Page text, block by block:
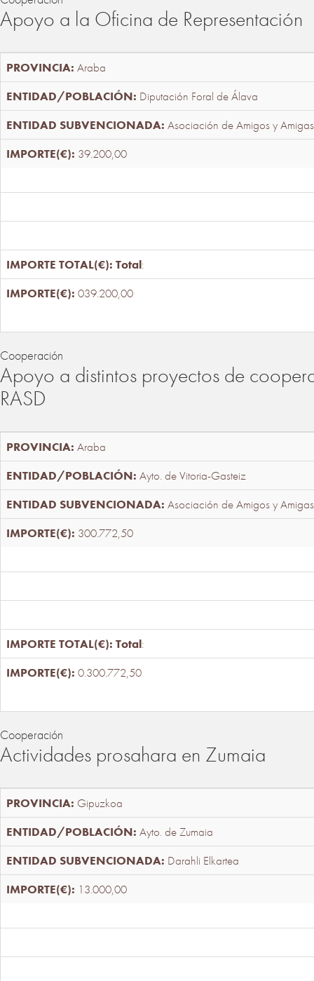
Apoyo a la Oficina de Representación
Araba
Diputación Foral de Álava
Asociación de Amigos y
39.200,00
Total:
039.200,00
Cooperación
Apoyo a distintos proyectos de
RASD
Araba
Ayto. de Vitoria-Gasteiz
Asociación de Amigos y
300.772,50
Total:
0.300.772,50
Cooperación
Actividades prosahara en Zumaia
Gipuzkoa
Ayto. de Zumaia
Darahli Elkartea
13.000,00